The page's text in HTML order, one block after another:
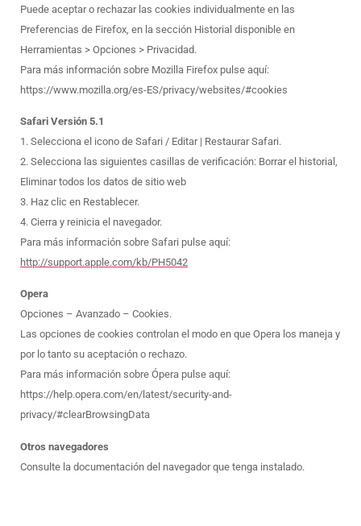
Puede aceptar o rechazar las cookies individualmente en las
Preferencias de Firefox, en la sección Historial disponible en
Herramientas > Opciones > Privacidad.
Para más información sobre Mozilla Firefox pulse aquí:
https://www.mozilla.org/es-ES/privacy/websites/#cookies
Safari Versión 5.1
1. Selecciona el icono de Safari / Editar | Restaurar Safari.
2. Selecciona las siguientes casillas de verificación: Borrar el historial,
Eliminar todos los datos de sitio web
3. Haz clic en Restablecer.
4. Cierra y reinicia el navegador.
Para más información sobre Safari pulse aquí:
http://support.apple.com/kb/PH5042
Opera
Opciones – Avanzado – Cookies.
Las opciones de cookies controlan el modo en que Opera los maneja y
por lo tanto su aceptación o rechazo.
Para más información sobre Ópera pulse aquí:
https://help.opera.com/en/latest/security-and-
privacy/#clearBrowsingData
Otros navegadores
Consulte la documentación del navegador que tenga instalado.